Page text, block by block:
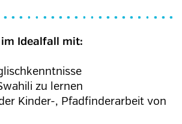
im Idealfall mit:
zu lernen
Kinder-, Pfadfinderarbeit von